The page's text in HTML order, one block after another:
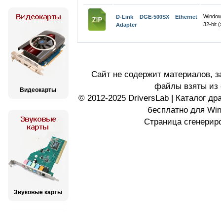
Видеокарты
Звуковые карты
D-Link DGE-500SX Ethernet
Adapter
32-bit
Сайт не содержит материалов,
файлы взяты из
© 2012-2025 DriversLab | Каталог
бесплатно для
Страница